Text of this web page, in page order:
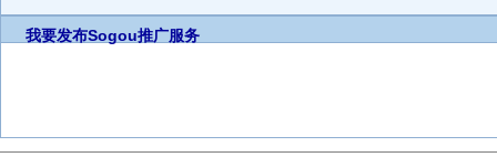
我要发布Sogou推广服务